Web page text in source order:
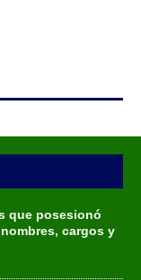
que posesionó
cargos y